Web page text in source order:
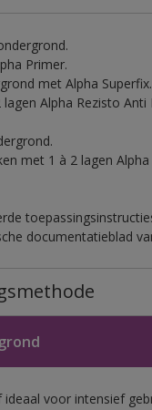
Primer.
met Alpha Superfix.
Alpha Rezisto Anti
met 1 à 2 lagen
documentatieblad
ideaal voor intensief